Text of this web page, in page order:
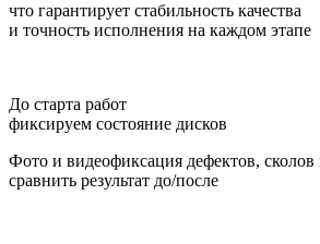
что гарантирует стабильность качества
и точность исполнения на каждом этапе
До старта работ
фиксируем состояние дисков
Фото и видеофиксация дефектов,
сравнить результат до/после